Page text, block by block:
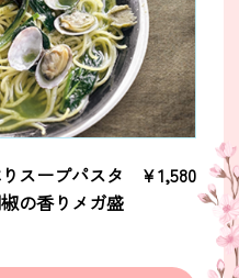
スープパスタ
の香りメガ盛
￥1,580